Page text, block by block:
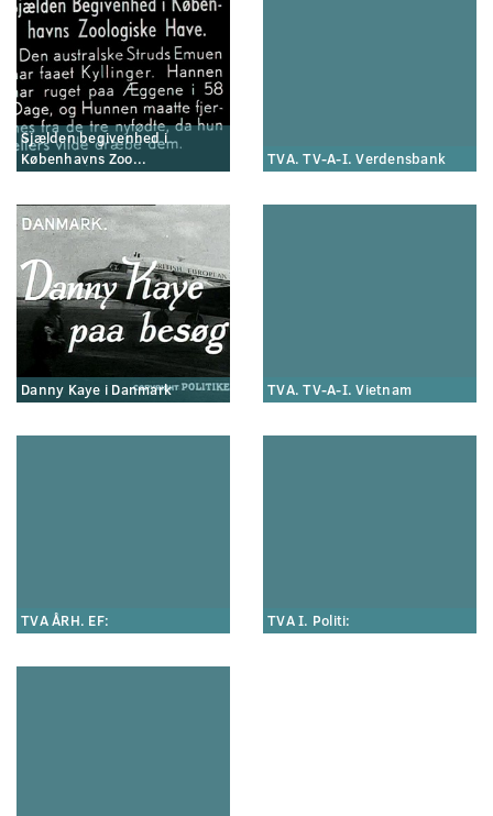
Sjælden begivenhed i
Københavns Zoo...
TVA. TV-A-I. Verdensbank
Danny Kaye i Danmark TVA. TV-A-I. Vietnam
TVA ÅRH. EF: TVA I. Politi: